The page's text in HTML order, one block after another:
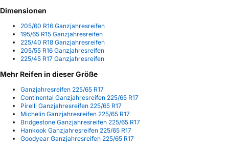
Dimensionen
205/60 R16 Ganzjahresreifen
195/65 R15 Ganzjahresreifen
225/40 R18 Ganzjahresreifen
205/55 R16 Ganzjahresreifen
225/45 R17 Ganzjahresreifen
Mehr Reifen in dieser Größe
Ganzjahresreifen 225/65 R17
Continental Ganzjahresreifen 225/65 R17
Pirelli Ganzjahresreifen 225/65 R17
Michelin Ganzjahresreifen 225/65 R17
Bridgestone Ganzjahresreifen 225/65 R17
Hankook Ganzjahresreifen 225/65 R17
Goodyear Ganzjahresreifen 225/65 R17